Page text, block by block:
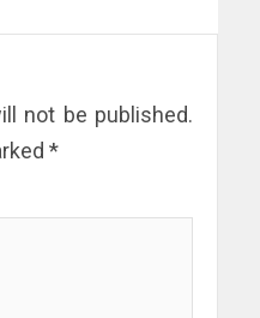
not be published.
*